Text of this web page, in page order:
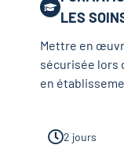
LES
Mettre en
sécurisée lors
en
2 jours